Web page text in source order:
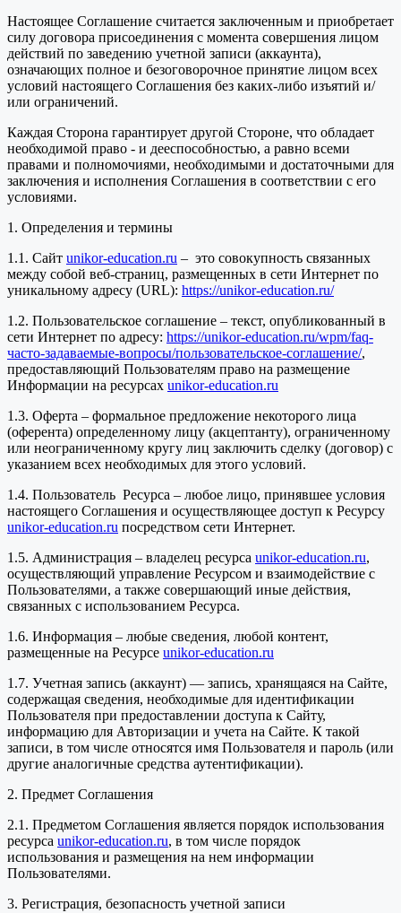
Настоящее Соглашение считается заключенным и приобретает
силу договора присоединения с момента совершения лицом
действий по заведению учетной записи (аккаунта),
означающих полное и безоговорочное принятие лицом всех
условий настоящего Соглашения без каких-либо изъятий и/
или ограничений.
Каждая Сторона гарантирует другой Стороне, что обладает
необходимой право - и дееспособностью, а равно всеми
правами и полномочиями, необходимыми и достаточными для
заключения и исполнения Соглашения в соответствии с его
условиями.
1. Определения и термины
1.1. Сайт unikor-education.ru – это совокупность связанных
между собой веб-страниц, размещенных в сети Интернет по
уникальному адресу (URL): https://unikor-education.ru/
1.2. Пользовательское соглашение – текст, опубликованный в
сети Интернет по адресу: https://unikor-education.ru/wpm/faq-
часто-задаваемые-вопросы/пользовательское-соглашение/,
предоставляющий Пользователям право на размещение
Информации на ресурсах unikor-education.ru
1.3. Оферта – формальное предложение некоторого лица
(оферента) определенному лицу (акцептанту), ограниченному
или неограниченному кругу лиц заключить сделку (договор) с
указанием всех необходимых для этого условий.
1.4. Пользователь Ресурса – любое лицо, принявшее условия
настоящего Соглашения и осуществляющее доступ к Ресурсу
unikor-education.ru посредством сети Интернет.
1.5. Администрация – владелец ресурса unikor-education.ru,
осуществляющий управление Ресурсом и взаимодействие с
Пользователями, а также совершающий иные действия,
связанных с использованием Ресурса.
1.6. Информация – любые сведения, любой контент,
размещенные на Ресурсе unikor-education.ru
1.7. Учетная запись (аккаунт) — запись, хранящаяся на Сайте,
содержащая сведения, необходимые для идентификации
Пользователя при предоставлении доступа к Сайту,
информацию для Авторизации и учета на Сайте. К такой
записи, в том числе относятся имя Пользователя и пароль (или
другие аналогичные средства аутентификации).
2. Предмет Соглашения
2.1. Предметом Соглашения является порядок использования
ресурса unikor-education.ru, в том числе порядок
использования и размещения на нем информации
Пользователями.
3. Регистрация, безопасность учетной записи